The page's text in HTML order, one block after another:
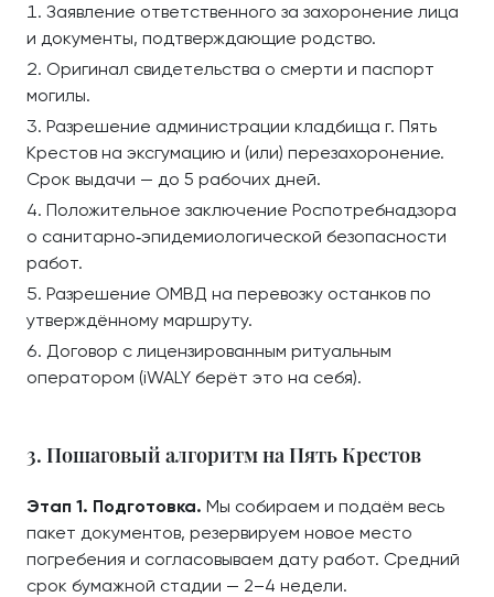
Заявление ответственного за захоронение лица
и документы, подтверждающие родство.
Оригинал свидетельства о смерти и паспорт
могилы.
Разрешение администрации кладбища г. Пять
Крестов на эксгумацию и (или) перезахоронение.
Срок выдачи — до 5 рабочих дней.
Положительное заключение Роспотребнадзора
о санитарно‑эпидемиологической безопасности
работ.
Разрешение ОМВД на перевозку останков по
утверждённому маршруту.
Договор с лицензированным ритуальным
оператором (iWALY берёт это на себя).
3. Пошаговый алгоритм на Пять Крестов
Этап 1. Подготовка. Мы собираем и подаём весь
пакет документов, резервируем новое место
погребения и согласовываем дату работ. Средний
срок бумажной стадии — 2–4 недели.